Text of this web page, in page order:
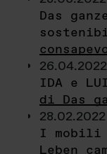
Das
IDA e
di Das
I mobili
Leben